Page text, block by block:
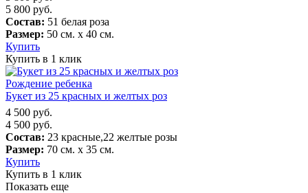
5 800 руб.
Состав: 51 белая роза
Размер: 50 см. х 40 см.
Купить
Купить в 1 клик
Рождение ребенка
Букет из 25 красных и желтых роз
4 500 руб.
4 500 руб.
Состав: 23 красные,22 желтые розы
Размер: 70 см. х 35 см.
Купить
Купить в 1 клик
Показать еще